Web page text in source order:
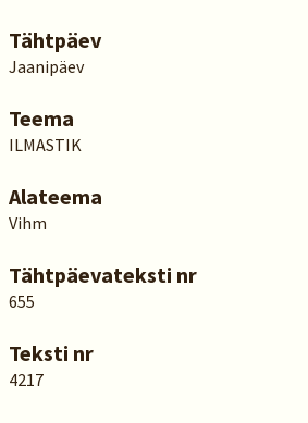
Tähtpäev
Jaanipäev
Teema
ILMASTIK
Alateema
Vihm
Tähtpäevateksti nr
655
Teksti nr
4217